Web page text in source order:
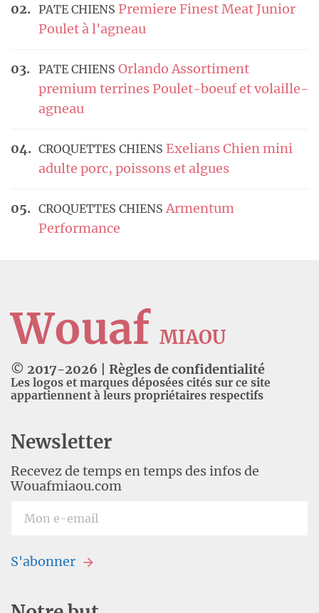
PATE CHIENS Premiere Finest Meat Junior
Poulet à l'agneau
PATE CHIENS Orlando Assortiment
premium terrines Poulet-boeuf et volaille-
agneau
CROQUETTES CHIENS Exelians Chien mini
adulte porc, poissons et algues
CROQUETTES CHIENSArmentum
Performance
Wouaf MIAOU
© 2017-2026 Règles de confidentialité
Les logos et marques déposées cités sur ce site
appartiennent à leurs propriétaires respectifs
Newsletter
Recevez de temps en temps des infos de
Wouafmiaou.com
S'abonner